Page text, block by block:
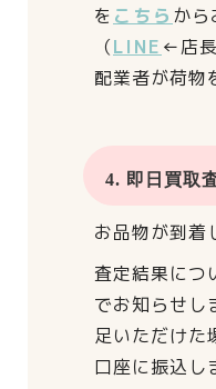
を こちら から
（LINE ←店長
配業者が荷物
4. 即日買取
お品物が到着
査定結果につ
でお知らせし
足いただけた
口座に振込し